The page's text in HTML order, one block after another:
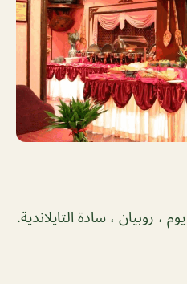
، روبيان ، سادة التايلاندية.